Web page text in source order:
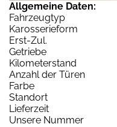
Allgemeine Daten:
Fahrzeugtyp
Karosserieform
Erst-Zul.
Getriebe
Kilometerstand
Anzahl der Türen
Farbe
Standort
Lieferzeit
Unsere Nummer